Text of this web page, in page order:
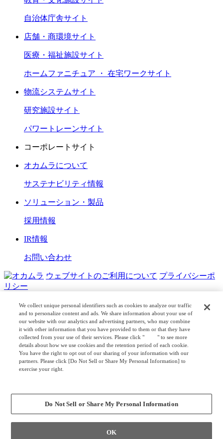
自治体庁舎サイト
店舗・商環境サイト
医療・福祉施設サイト
ホームファニチュア ・ 在宅ワークサイト
物流システムサイト
研究施設サイト
パワートレーンサイト
コーポレートサイト
オカムラについて
サステナビリティ情報
ソリューション・製品
採用情報
IR情報
お問い合わせ
ウェブサイトのご利用について プライバシーポ
リシー
COPYRIGHT © OKAMURA CORPORATION. ALL RIGHTS
RESERVED.
日本公式 企業広報
We collect unique personal identifiers such as cookies to analyze our traffic
and to personalize content and ads. We share information about your use of
our website with our analytics and advertising partners, who may combine
it with other information that you have provided to them or that they have
collected from your use of their services. Please click "
here" to see more
details about how we use cookies and the retention period of each cookie.
You have the right to opt out of our sharing of your information with our
partners. Please click [Do Not Sell or Share My Personal Information] to
exercise your right.
Do Not Sell or Share My Personal Information
OK